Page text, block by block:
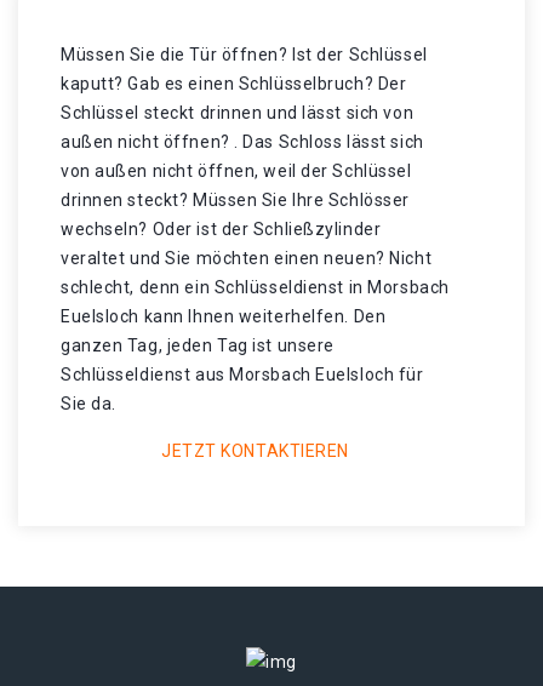
Müssen Sie die Tür öffnen? Ist der Schlüssel
kaputt? Gab es einen Schlüsselbruch? Der
Schlüssel steckt drinnen und lässt sich von
außen nicht öffnen? . Das Schloss lässt sich
von außen nicht öffnen, weil der Schlüssel
drinnen steckt? Müssen Sie Ihre Schlösser
wechseln? Oder ist der Schließzylinder
veraltet und Sie möchten einen neuen? Nicht
schlecht, denn ein Schlüsseldienst in Morsbach
Euelsloch kann Ihnen weiterhelfen. Den
ganzen Tag, jeden Tag ist unsere
Schlüsseldienst aus Morsbach Euelsloch für
Sie da.
JETZT KONTAKTIEREN